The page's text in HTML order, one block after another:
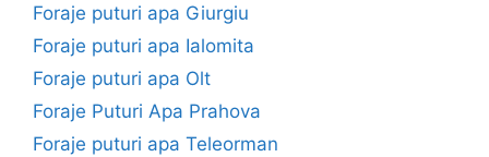
Foraje puturi apa Giurgiu
Foraje puturi apa Ialomita
Foraje puturi apa Olt
Foraje Puturi Apa Prahova
Foraje puturi apa Teleorman